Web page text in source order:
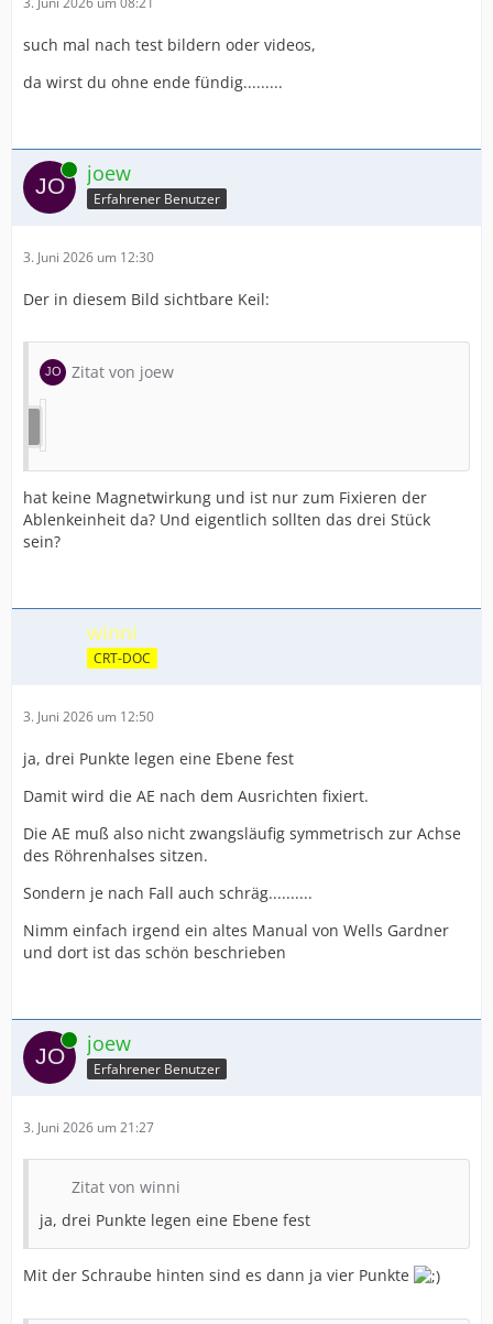
such mal nach test bildern oder videos,
da wirst du ohne ende fündig.........
Online joew
Erfahrener Benutzer
3. Juni 2026 um 12:30
Der in diesem Bild sichtbare Keil:
Zitat von joew
hat keine Magnetwirkung und ist nur zum Fixieren der
Ablenkeinheit da? Und eigentlich sollten das drei Stück
sein?
winni
CRT-DOC
3. Juni 2026 um 12:50
ja, drei Punkte legen eine Ebene fest
Damit wird die AE nach dem Ausrichten fixiert.
Die AE muß also nicht zwangsläufig symmetrisch zur Achse
des Röhrenhalses sitzen.
Sondern je nach Fall auch schräg..........
Nimm einfach irgend ein altes Manual von Wells Gardner
und dort ist das schön beschrieben
Online joew
Erfahrener Benutzer
3. Juni 2026 um 21:27
Zitat von winni
ja, drei Punkte legen eine Ebene fest
Mit der Schraube hinten sind es dann ja vier Punkte